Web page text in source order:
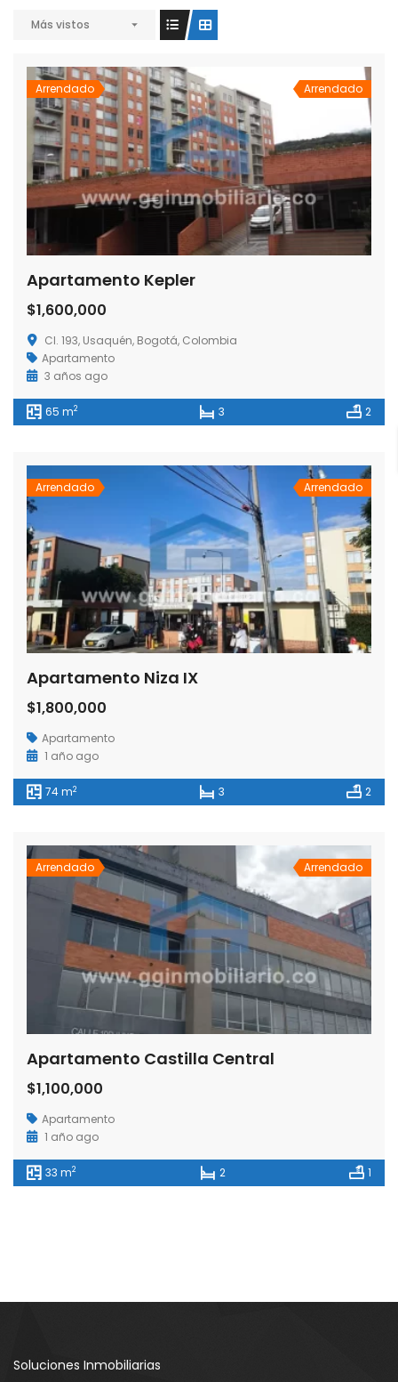
Más vistos
Arrendado Arrendado
Apartamento Kepler
$1,600,000
Cl. 193, Usaquén, Bogotá, Colombia
Apartamento
3 años ago
65 m2 3 2
Arrendado Arrendado
Apartamento Niza IX
$1,800,000
Apartamento
1 año ago
74 m2 3 2
Arrendado Arrendado
Apartamento Castilla Central
$1,100,000
Apartamento
1 año ago
33 m2 2 1
Soluciones Inmobiliarias